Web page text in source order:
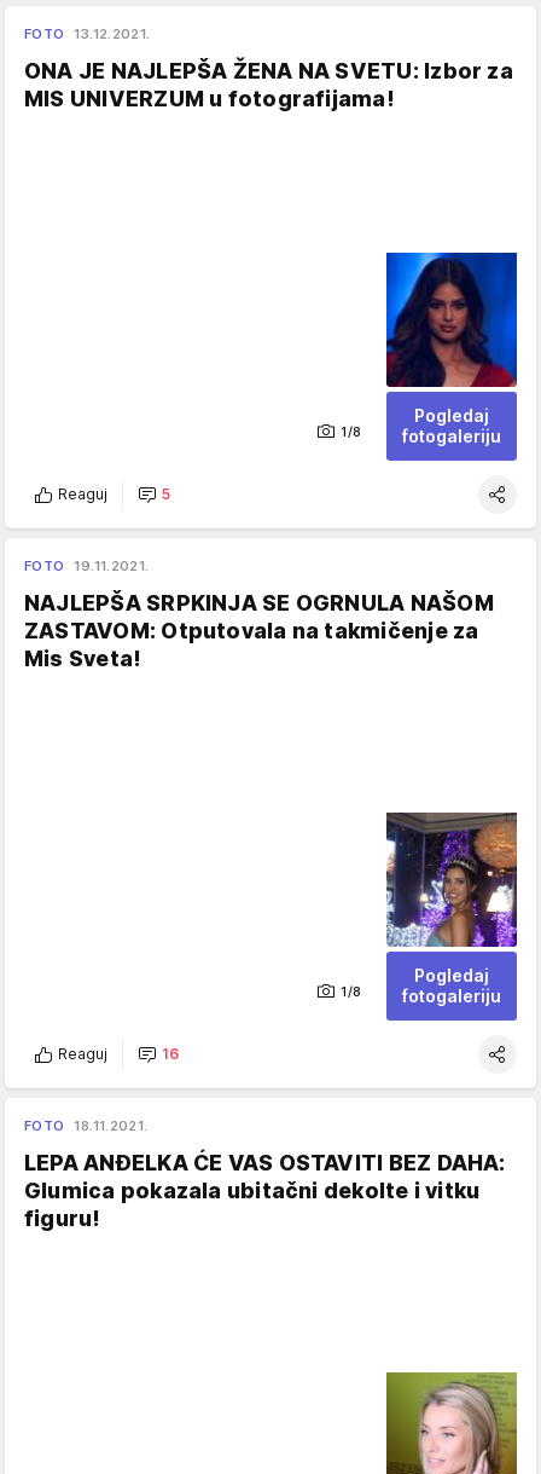
FOTO 13.12.2021.
ONA JE NAJLEPŠA ŽENA NA SVETU: Izbor za
MIS UNIVERZUM u fotografijama!
1/8
Pogledaj
fotogaleriju
Reaguj 5
FOTO 19.11.2021.
NAJLEPŠA SRPKINJA SE OGRNULA NAŠOM
ZASTAVOM: Otputovala na takmičenje za
Mis Sveta!
1/8
Pogledaj
fotogaleriju
Reaguj 16
FOTO 18.11.2021.
LEPA ANĐELKA ĆE VAS OSTAVITI BEZ DAHA:
Glumica pokazala ubitačni dekolte i vitku
figuru!